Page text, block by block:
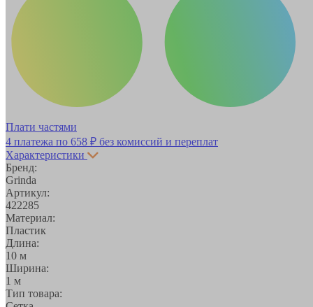
Плати частями
4 платежа по 658 ₽ без комиссий и переплат
Характеристики
Бренд:
Grinda
Артикул:
422285
Материал:
Пластик
Длина:
10 м
Ширина:
1 м
Тип товара: